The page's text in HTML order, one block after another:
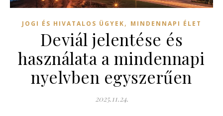
JOGI ÉS HIVATALOS ÜGYEK, MINDENNAPI ÉLET
Deviál jelentése és
használata a mindennapi
nyelvben egyszerűen
2025.11.24.